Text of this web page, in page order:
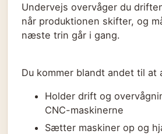
Undervejs overvåger du
når produktionen skifter, og
næste trin går i gang.
Du kommer blandt andet til at
Holder drift og
CNC-maskinerne
Sætter maskiner op og